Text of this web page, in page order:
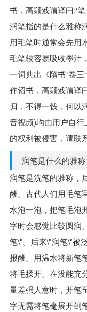
书，高颎戏谓译曰:‘
润笔指的是什么雅称
用毛笔时通常会先用
毛笔较容易吸收墨汁
一词典出《隋书˙卷
作诏书，高颎戏谓译
归，不得一钱，何以
音视频)均由用户自
的权利被侵害，请联
润笔是什么的雅
润笔是洗笔的雅称，
酬。古代人们用毛笔
水泡一泡，把笔毛泡
字时会感觉比较圆润
笔\"。后来\"润笔\"被
报酬。用温水将新笔
将毛揉开。在没能充
量差强人意时，开笔
字无需将笔毫展开到